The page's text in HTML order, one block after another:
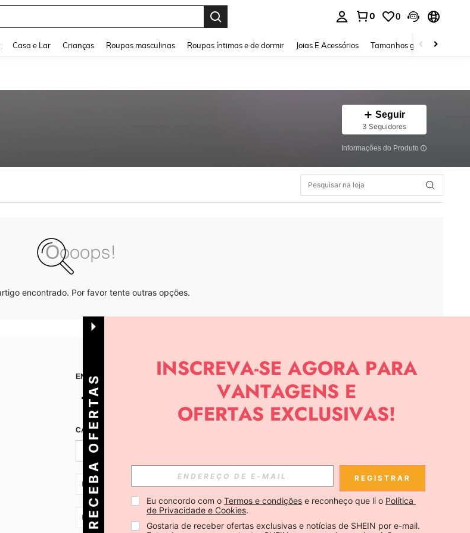
0 0
Casa e Lar Crianças Roupas masculinas Roupas íntimas e de dormir Joias E Acessórios Tamanhos grandes
Seguir
3 Seguidores
Informações do Produto
encontrado. Por favor tente outras opções.
ENCONTRE-NOS EM APP
CADASTRE-SE PARA RECEBER NOTÍCIAS SOBRE SHEIN.
PT + 351
PT + 351
R
E
C
E
B
A
O
E
R
T
A
S
D
I
Á REGISTRAR
Eu concordo com o Termos e condições e reconheço que li o Política
de Privacidade e Cookies.
Gostaria de receber ofertas exclusivas e notícias de SHEIN por e-mail.